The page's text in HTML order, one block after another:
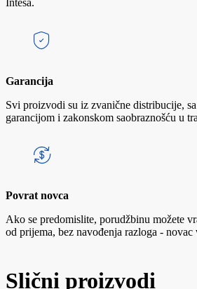
Garancija
Svi proizvodi su iz zvanične distribucije,
garancijom i zakonskom saobraznošću u
Povrat novca
Ako se predomislite, porudžbinu možete
od prijema, bez navođenja razloga - novac
Slični proizvodi